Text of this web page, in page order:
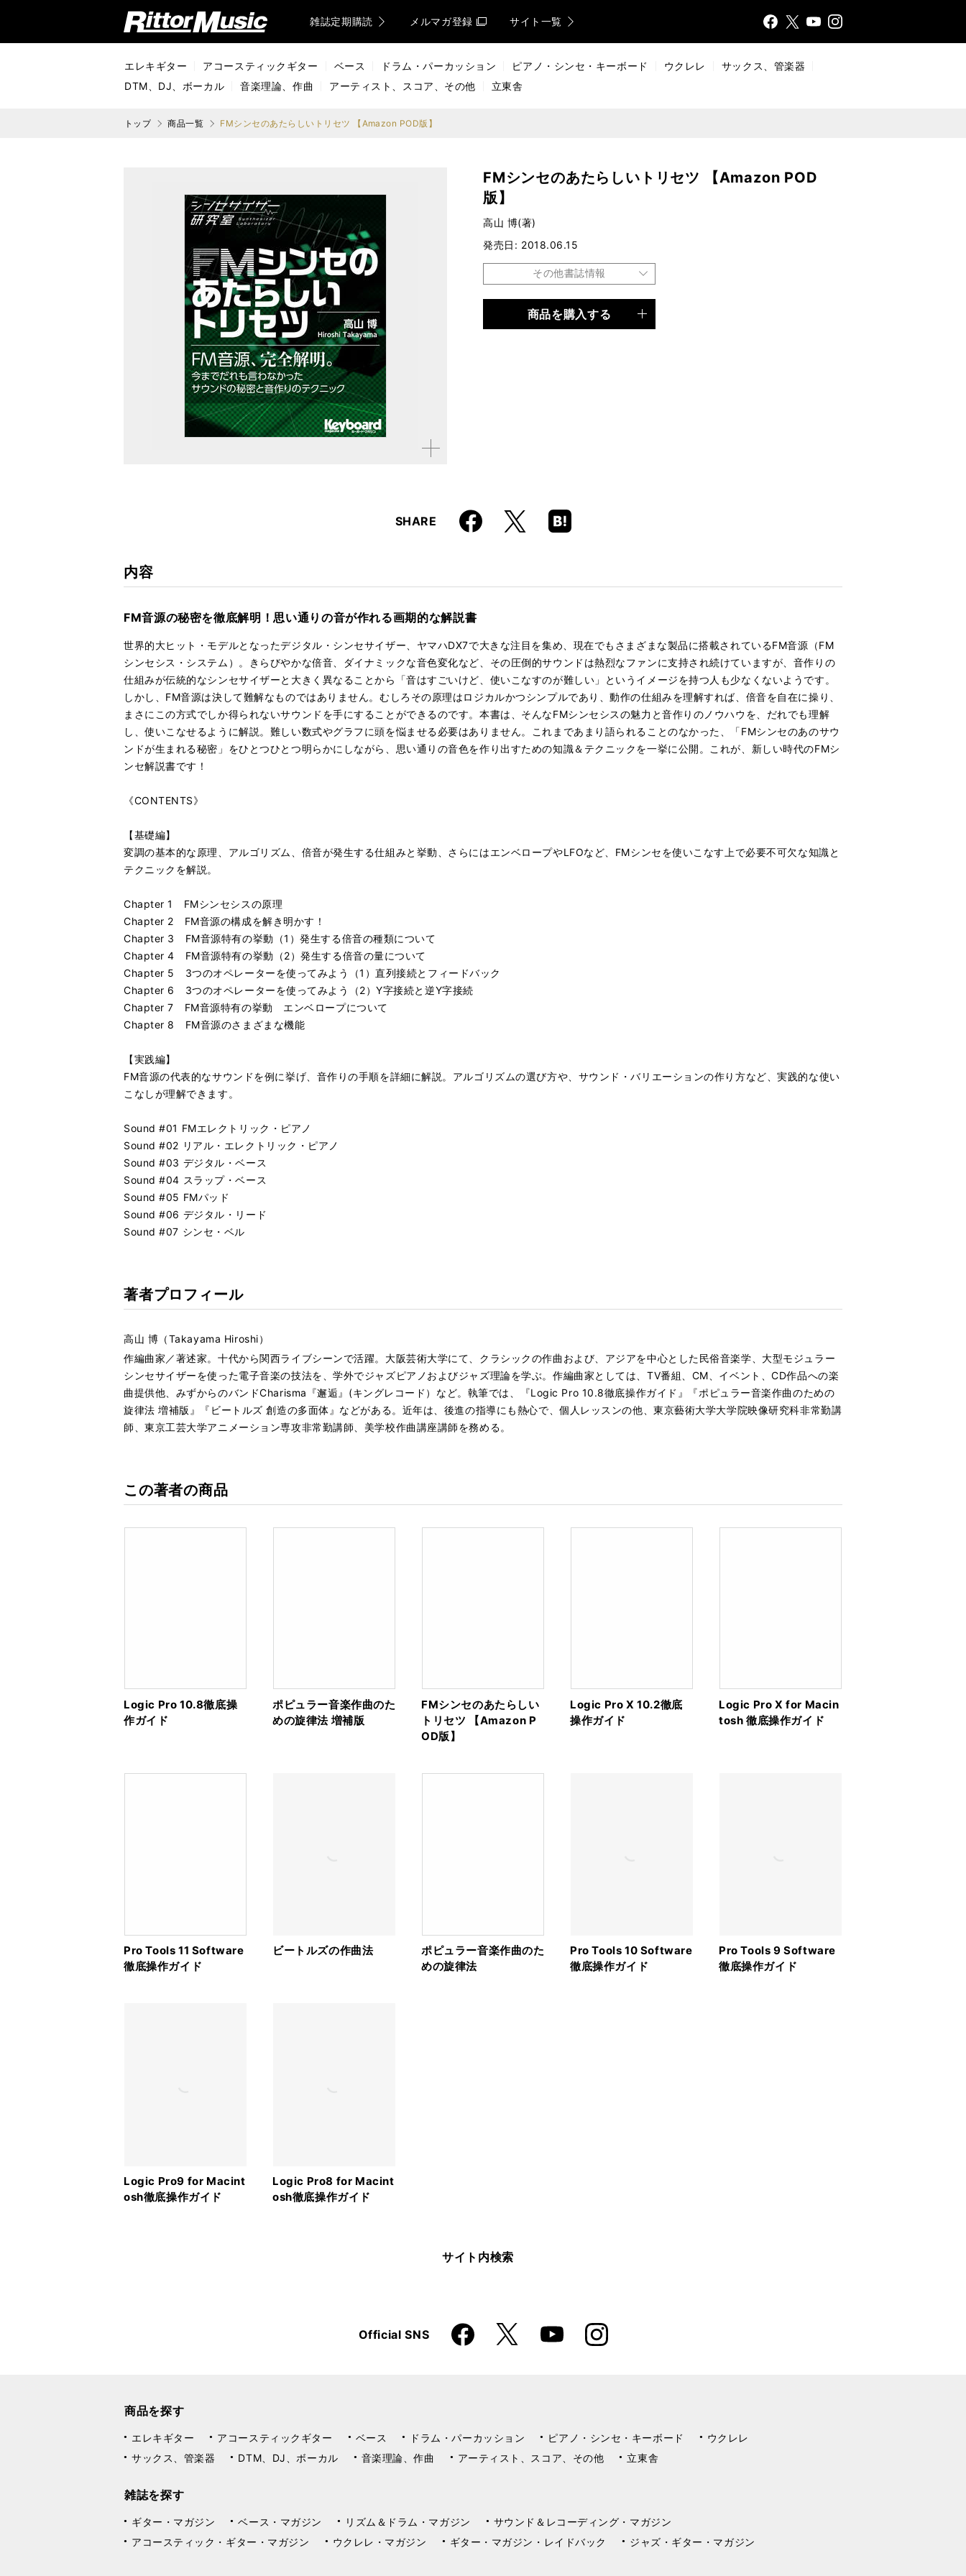
リットーミュージック (Rittor Music) 雑誌定期購読 メルマガ登録 サイト一覧
FaceX
YouTInsta
エレキギター アコースティックギター ベース ドラム・パーカッション ピアノ・シンセ・キーボード ウクレレ
サックス、管楽器
DTM、DJ、ボーカル
音楽理論、作曲 アーティスト、スコア、その他 立東舎
トップ 商品一覧 FMシンセのあたらしいトリセツ 【Amazon POD版】
拡大す
FMシンセのあたらしいトリセツ 【Amazon POD
版】
高山 博(著)
発売日
2018.06.15
その他書誌情報
POD
商品を購入する
SHARE Faceboo
k
X
Hatena
Boo
内容
FM音源の秘密を徹底解明！思い通りの音が作れる画期的な解説書
世界的大ヒット・モデルとなったデジタル・シンセサイザー、ヤマハDX7で大きな注目を集め、現在でもさまざまな製品に搭載されているFM音源（FM
シンセシス・システム）。きらびやかな倍音、ダイナミックな音色変化など、その圧倒的サウンドは熱烈なファンに支持され続けていますが、音作りの
仕組みが伝統的なシンセサイザーと大きく異なることから「音はすごいけど、使いこなすのが難しい」というイメージを持つ人も少なくないようです。
しかし、FM音源は決して難解なものではありません。むしろその原理はロジカルかつシンプルであり、動作の仕組みを理解すれば、倍音を自在に操り、
まさにこの方式でしか得られないサウンドを手にすることができるのです。本書は、そんなFMシンセシスの魅力と音作りのノウハウを、だれでも理解
し、使いこなせるように解説。難しい数式やグラフに頭を悩ませる必要はありません。これまであまり語られることのなかった、「FMシンセのあのサウ
ンドが生まれる秘密」をひとつひとつ明らかにしながら、思い通りの音色を作り出すための知識＆テクニックを一挙に公開。これが、新しい時代のFMシ
ンセ解説書です！
《CONTENTS》
【基礎編】
変調の基本的な原理、アルゴリズム、倍音が発生する仕組みと挙動、さらにはエンベロープやLFOなど、FMシンセを使いこなす上で必要不可欠な知識と
テクニックを解説。
Chapter 1 FMシンセシスの原理
Chapter 2 FM音源の構成を解き明かす！
Chapter 3 FM音源特有の挙動（1）発生する倍音の種類について
Chapter 4 FM音源特有の挙動（2）発生する倍音の量について
Chapter 5 3つのオペレーターを使ってみよう（1）直列接続とフィードバック
Chapter 6 3つのオペレーターを使ってみよう（2）Y字接続と逆Y字接続
Chapter 7 FM音源特有の挙動 エンベロープについて
Chapter 8 FM音源のさまざまな機能
【実践編】
FM音源の代表的なサウンドを例に挙げ、音作りの手順を詳細に解説。アルゴリズムの選び方や、サウンド・バリエーションの作り方など、実践的な使い
こなしが理解できます。
Sound #01 FMエレクトリック・ピアノ
Sound #02 リアル・エレクトリック・ピアノ
Sound #03 デジタル・ベース
Sound #04 スラップ・ベース
Sound #05 FMパッド
Sound #06 デジタル・リード
Sound #07 シンセ・ベル
著者プロフィール
高山 博（Takayama Hiroshi）
作編曲家／著述家。十代から関西ライブシーンで活躍。大阪芸術大学にて、クラシックの作曲および、アジアを中心とした民俗音楽学、大型モジュラー
シンセサイザーを使った電子音楽の技法を、学外でジャズピアノおよびジャズ理論を学ぶ。作編曲家としては、TV番組、CM、イベント、CD作品への楽
曲提供他、みずからのバンドCharisma『邂逅』(キングレコード）など。執筆では、『Logic Pro 10.8徹底操作ガイド』『ポピュラー音楽作曲のための
旋律法 増補版』『ビートルズ 創造の多面体』などがある。近年は、後進の指導にも熱心で、個人レッスンの他、東京藝術大学大学院映像研究科非常勤講
師、東京工芸大学アニメーション専攻非常勤講師、美学校作曲講座講師を務める。
この著者の商品
Logic Pro 10.8徹底操
作ガイド
ポピュラー音楽作曲のた
めの旋律法 増補版
FMシンセのあたらしい
トリセツ 【Amazon P
OD版】
Logic Pro X 10.2徹底
操作ガイド
Logic Pro X for Macin
tosh 徹底操作ガイド
Pro Tools 11 Software
徹底操作ガイド
ビートルズの作曲法
ポピュラー音楽作曲のた
めの旋律法
Pro Tools 10 Software
徹底操作ガイド
Pro Tools 9 Software
徹底操作ガイド
Logic Pro9 for Macint
osh徹底操作ガイド
Logic Pro8 for Macint
osh徹底操作ガイド
サイト内検索
Official SNSFaceboo
k
X YouTube Instagra
m
商品を探す
エレキギター アコースティックギター ベース ドラム・パーカッション ピアノ・シンセ・キーボード
ウクレレ
サックス、管楽器
DTM、DJ、ボーカル 音楽理論、作曲 アーティスト、スコア、その他 立東舎
雑誌を探す
ギター・マガジン ベース・マガジン リズム＆ドラム・マガジン
サウンド＆レコーディング・マガジン
アコースティック・ギター・マガジン
ウクレレ・マガジン ギター・マガジン・レイドバック ジャズ・ギター・マガジン